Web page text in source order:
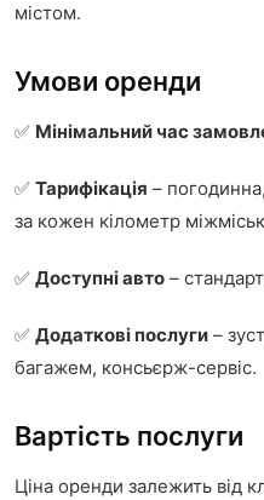
містом.
Умови оренди
✅ Мінімальний час
✅ Тарифікація –
за кожен кілометр
✅ Доступні авто –
✅ Додаткові послуги –
багажем, консьєрж-сервіс.
Вартість послуги
Ціна оренди залежить від